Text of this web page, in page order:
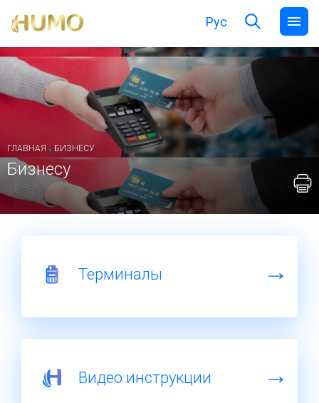
Рус
ГЛАВНАЯ . БИЗНЕСУ
Бизнесу
Терминалы
Видео инструкции